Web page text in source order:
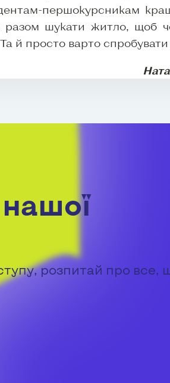
першокурсникам
разом шукати житло, щоб
й просто варто
розпитай про все,